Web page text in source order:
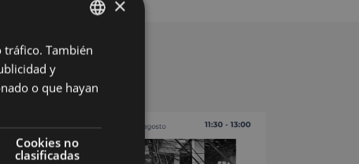
BASQUE
×
tráfico. También
y
o que hayan
Cookies no
clasificadas